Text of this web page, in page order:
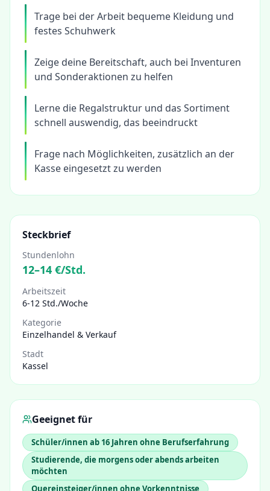
Trage bei der Arbeit bequeme Kleidung und
festes Schuhwerk
Zeige deine Bereitschaft, auch bei Inventuren
und Sonderaktionen zu helfen
Lerne die Regalstruktur und das Sortiment
schnell auswendig, das beeindruckt
Frage nach Möglichkeiten, zusätzlich an der
Kasse eingesetzt zu werden
Steckbrief
Stundenlohn
12–14 €/Std.
Arbeitszeit
6-12 Std./Woche
Kategorie
Einzelhandel & Verkauf
Stadt
Kassel
Geeignet für
Schüler/innen ab 16 Jahren ohne Berufserfahrung
Studierende, die morgens oder abends arbeiten
möchten
Quereinsteiger/innen ohne Vorkenntnisse